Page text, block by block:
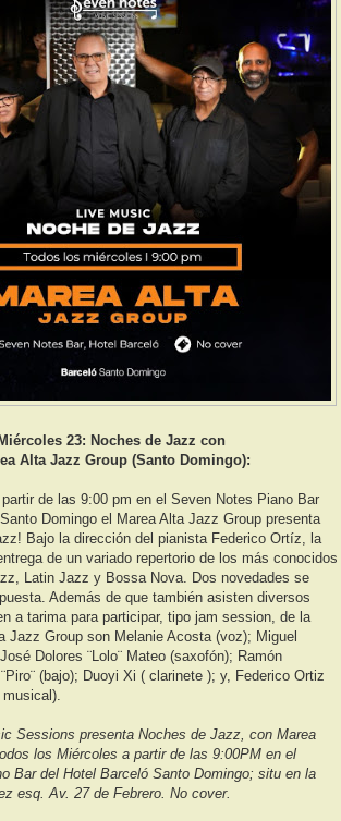
23: Noches de Jazz con
Alta Jazz Group (Santo Domingo):
de las 9:00 pm en el Seven Notes Piano Bar
Domingo el Marea Alta Jazz Group presenta
Bajo la dirección del pianista Federico Ortíz, la
de un variado repertorio de los más conocidos
Latin Jazz y Bossa Nova. Dos novedades se
Además de que también asisten diversos
a tarima para participar, tipo jam session, de la
Jazz Group son Melanie Acosta (voz); Miguel
Dolores ¨Lolo¨ Mateo (saxofón); Ramón
(bajo); Duoyi Xi ( clarinete ); y, Federico Ortiz
Sessions presenta Noches de Jazz, con Marea
los Miércoles a partir de las 9:00PM en el
Bar del Hotel Barceló Santo Domingo; situ en la
esq. Av. 27 de Febrero. No cover.